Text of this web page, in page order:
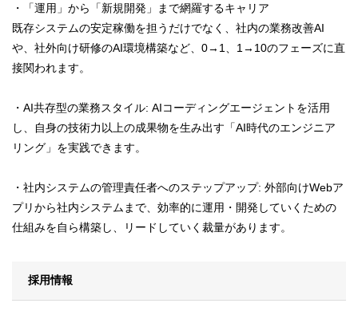
・「運用」から「新規開発」まで網羅するキャリア
既存システムの安定稼働を担うだけでなく、社内の業務改善AI
や、社外向け研修のAI環境構築など、0→1、1→10のフェーズに直
接関われます。
・AI共存型の業務スタイル: AIコーディングエージェントを活用
し、自身の技術力以上の成果物を生み出す「AI時代のエンジニア
リング」を実践できます。
・社内システムの管理責任者へのステップアップ: 外部向けWebア
プリから社内システムまで、効率的に運用・開発していくための
仕組みを自ら構築し、リードしていく裁量があります。
採用情報